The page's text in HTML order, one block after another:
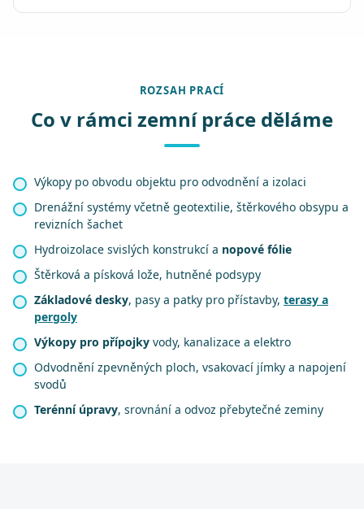
ROZSAH PRACÍ
Co v rámci zemní práce děláme
Výkopy po obvodu objektu pro odvodnění a izolaci
Drenážní systémy včetně geotextilie, štěrkového obsypu a
revizních šachet
Hydroizolace svislých konstrukcí a nopové fólie
Štěrková a písková lože, hutněné podsypy
Základové desky, pasy a patky pro přístavby, terasy a
pergoly
Výkopy pro přípojky vody, kanalizace a elektro
Odvodnění zpevněných ploch, vsakovací jímky a napojení
svodů
Terénní úpravy, srovnání a odvoz přebytečné zeminy